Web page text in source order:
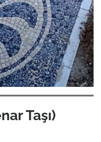
Taşı)